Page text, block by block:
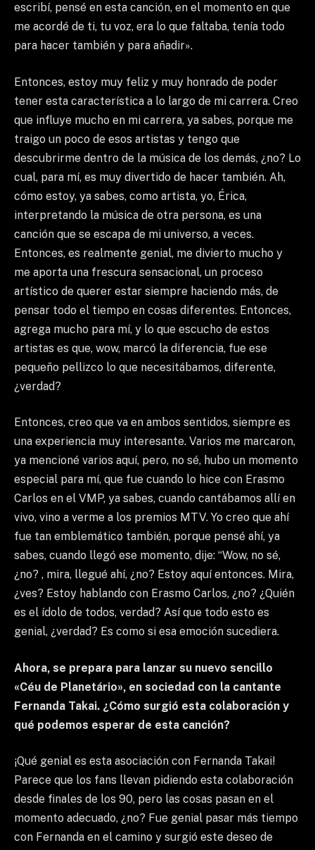
escribí, pensé en esta canción, en el momento en que
me acordé de ti, tu voz, era lo que faltaba, tenía todo
para hacer también y para añadir».
Entonces, estoy muy feliz y muy honrado de poder
tener esta característica a lo largo de mi carrera. Creo
que influye mucho en mi carrera, ya sabes, porque me
traigo un poco de esos artistas y tengo que
descubrirme dentro de la música de los demás, ¿no? Lo
cual, para mí, es muy divertido de hacer también. Ah,
cómo estoy, ya sabes, como artista, yo, Érica,
interpretando la música de otra persona, es una
canción que se escapa de mi universo, a veces.
Entonces, es realmente genial, me divierto mucho y
me aporta una frescura sensacional, un proceso
artístico de querer estar siempre haciendo más, de
pensar todo el tiempo en cosas diferentes. Entonces,
agrega mucho para mí, y lo que escucho de estos
artistas es que, wow, marcó la diferencia, fue ese
pequeño pellizco lo que necesitábamos, diferente,
¿verdad?
Entonces, creo que va en ambos sentidos, siempre es
una experiencia muy interesante. Varios me marcaron,
ya mencioné varios aquí, pero, no sé, hubo un momento
especial para mí, que fue cuando lo hice con Erasmo
Carlos en el VMP, ya sabes, cuando cantábamos allí en
vivo, vino a verme a los premios MTV. Yo creo que ahí
fue tan emblemático también, porque pensé ahí, ya
sabes, cuando llegó ese momento, dije: “Wow, no sé,
¿no? , mira, llegué ahí, ¿no? Estoy aquí entonces. Mira,
¿ves? Estoy hablando con Erasmo Carlos, ¿no? ¿Quién
es el ídolo de todos, verdad? Así que todo esto es
genial, ¿verdad? Es como si esa emoción sucediera.
Ahora, se prepara para lanzar su nuevo sencillo
«Céu de Planetário», en sociedad con la cantante
Fernanda Takai. ¿Cómo surgió esta colaboración y
qué podemos esperar de esta canción?
¡Qué genial es esta asociación con Fernanda Takai!
Parece que los fans llevan pidiendo esta colaboración
desde finales de los 90, pero las cosas pasan en el
momento adecuado, ¿no? Fue genial pasar más tiempo
con Fernanda en el camino y surgió este deseo de